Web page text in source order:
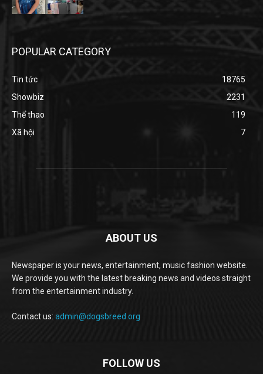
POPULAR CATEGORY
Tin tức
18765
Showbiz
2231
Thể thao
119
Xã hội
7
ABOUT US
Newspaper is your news, entertainment, music fashion website.
We provide you with the latest breaking news and videos straight
from the entertainment industry.
Contact us: admin@dogsbreed.org
FOLLOW US